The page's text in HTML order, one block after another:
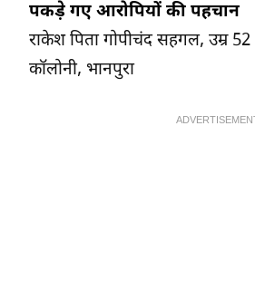
पकड़े गए आरोपियों की पहचान
राकेश पिता गोपीचंद सहगल, उम्र
कॉलोनी, भानपुरा